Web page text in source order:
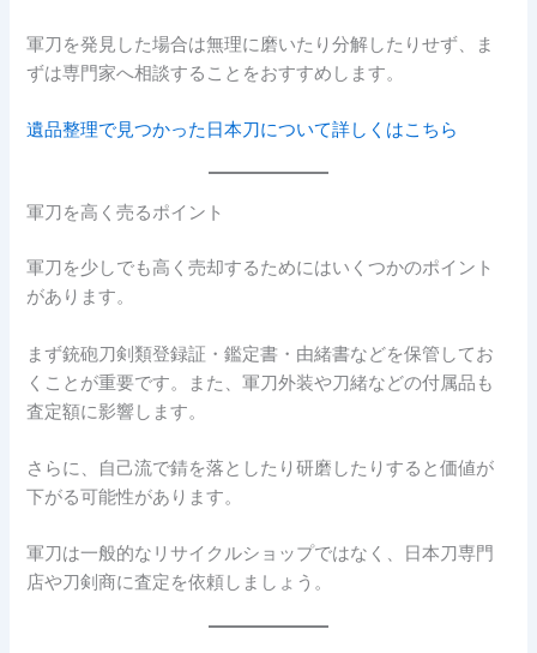
軍刀を発見した場合は無理に磨いたり分解したりせず、ま
ずは専門家へ相談することをおすすめします。
遺品整理で見つかった日本刀について詳しくはこちら
軍刀を高く売るポイント
軍刀を少しでも高く売却するためにはいくつかのポイント
があります。
まず銃砲刀剣類登録証・鑑定書・由緒書などを保管してお
くことが重要です。また、軍刀外装や刀緒などの付属品も
査定額に影響します。
さらに、自己流で錆を落としたり研磨したりすると価値が
下がる可能性があります。
軍刀は一般的なリサイクルショップではなく、日本刀専門
店や刀剣商に査定を依頼しましょう。